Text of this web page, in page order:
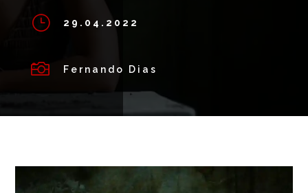
} 29.04.2022
 Fernando Dias